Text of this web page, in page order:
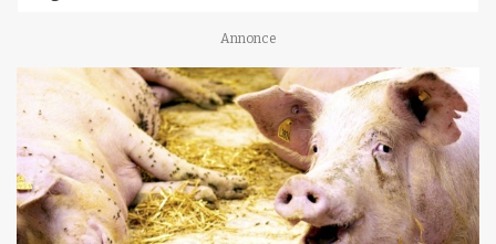
Annonce